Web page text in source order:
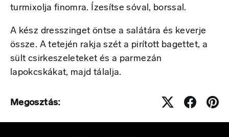
turmixolja finomra. Ízesítse sóval, borssal.
A kész dresszinget öntse a salátára és keverje
össze. A tetején rakja szét a pirított bagettet, a
sült csirkeszeleteket és a parmezán
lapokcskákat, majd tálalja.
Megosztás: